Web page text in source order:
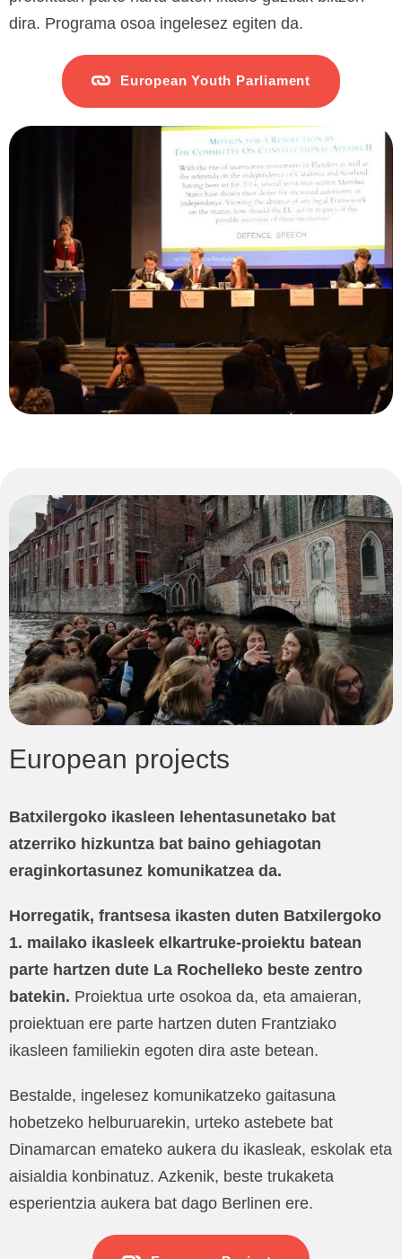
dira. Programa osoa ingelesez egiten da.
European Youth Parliament
European projects
Batxilergoko ikasleen lehentasunetako bat
atzerriko hizkuntza bat baino gehiagotan
eraginkortasunez komunikatzea da.
Horregatik, frantsesa ikasten duten Batxilergoko
1. mailako ikasleek elkartruke-proiektu batean
parte hartzen dute La Rochelleko beste zentro
batekin. Proiektua urte osokoa da, eta amaieran,
proiektuan ere parte hartzen duten Frantziako
ikasleen familiekin egoten dira aste betean.
Bestalde, ingelesez komunikatzeko gaitasuna
hobetzeko helburuarekin, urteko astebete bat
Dinamarcan emateko aukera du ikasleak, eskolak eta
aisialdia konbinatuz. Azkenik, beste trukaketa
esperientzia aukera bat dago Berlinen ere.